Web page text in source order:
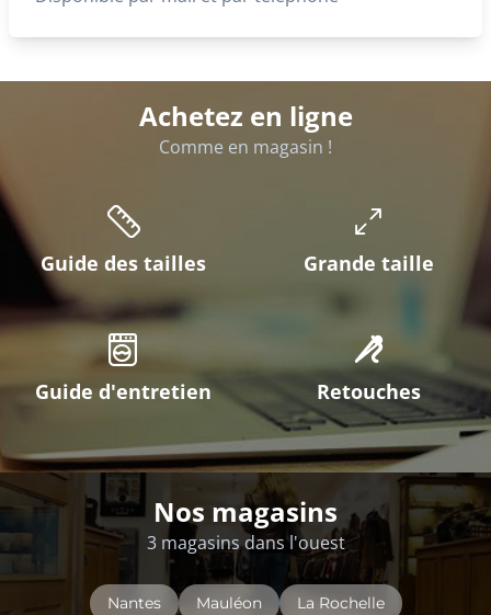
Achetez en ligne
Comme en magasin !
Guide des tailles Grande taille
Guide d'entretien Retouches
Nos magasins
3 magasins dans l'ouest
Nantes Mauléon La Rochelle